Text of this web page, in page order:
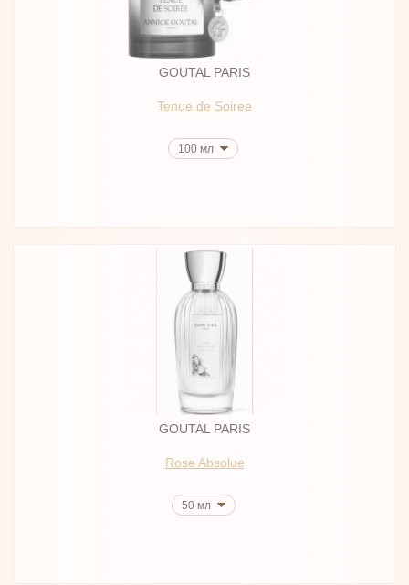
GOUTAL PARIS
Tenue de Soiree
100 мл
GOUTAL PARIS
Rose Absolue
50 мл